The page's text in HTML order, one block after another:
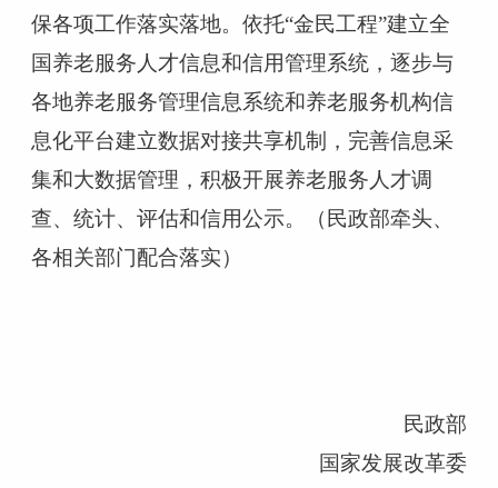
保各项工作落实落地。依托“金民工程”建立全
国养老服务人才信息和信用管理系统，逐步与
各地养老服务管理信息系统和养老服务机构信
息化平台建立数据对接共享机制，完善信息采
集和大数据管理，积极开展养老服务人才调
查、统计、评估和信用公示。（民政部牵头、
各相关部门配合落实）
民政部
国家发展改革委